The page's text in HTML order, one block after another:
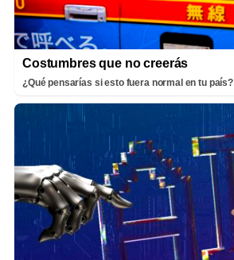
Costumbres que no creerás
¿Qué pensarías si esto fuera normal en tu país?